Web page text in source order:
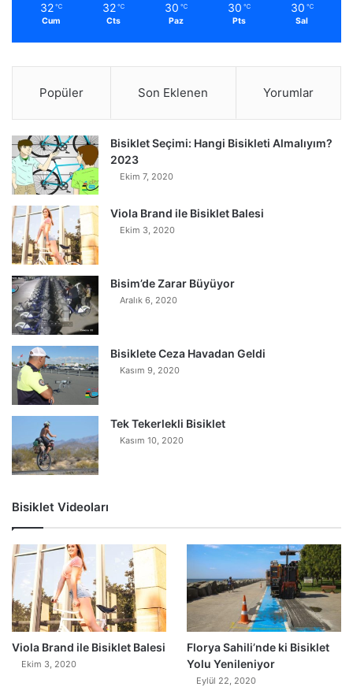
32 ℃
Cum
32 ℃
Cts
30 ℃
Paz
30 ℃
Pts
30 ℃
Sal
Popüler Son Eklenen Yorumlar
Bisiklet Seçimi: Hangi Bisikleti Almalıyım?
2023
Ekim 7, 2020
Viola Brand ile Bisiklet Balesi
Ekim 3, 2020
Bisim’de Zarar Büyüyor
Aralık 6, 2020
Bisiklete Ceza Havadan Geldi
Kasım 9, 2020
Tek Tekerlekli Bisiklet
Kasım 10, 2020
Bisiklet Videoları
Viola Brand ile Bisiklet Balesi
Ekim 3, 2020
0
Florya Sahili’nde ki Bisiklet
Yolu Yenileniyor
Eylül 22, 2020